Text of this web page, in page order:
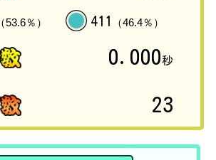
（53.6％） 411 （46.4％）
0.000秒
23